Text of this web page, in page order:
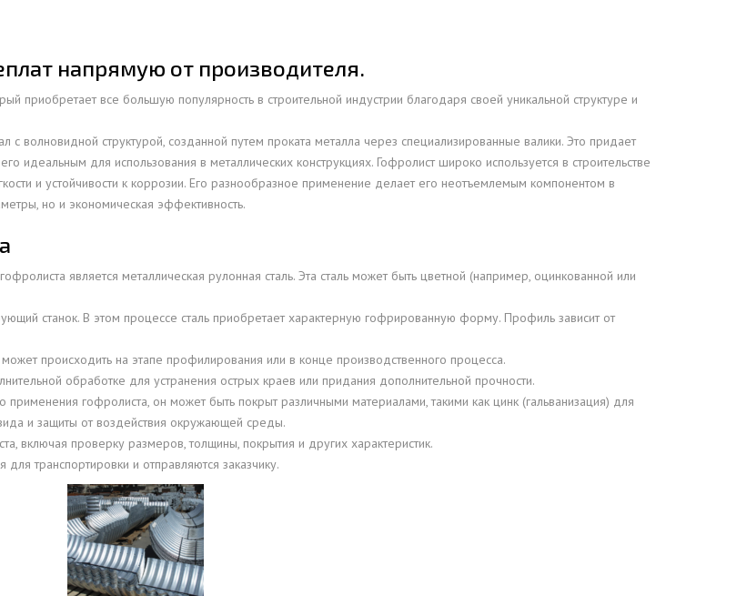
М ЧЕТЫРЕХСТВОЛЬНАЯ
М ЧЕТЫРЕХСТВОЛЬНАЯ
М ЧЕТЫРЕХСТВОЛЬНАЯ
М ТРЕХСТВОЛЬНАЯ
М ТРЕХСТВОЛЬНАЯ
М ДВУХСТВОЛЬНАЯ
М ДВУХСТВОЛЬНАЯ
М ДВУХСТВОЛЬНАЯ
С44ПГ
Н60ПГ
Н112ПГ ДЛЯ БЕСКАРКАСНЫХ АНГАРОВ
ПРОФНАСТИЛ HЕРЖАВЕЮЩИЙ НС44
ПРОФНАСТИЛ HЕРЖАВЕЮЩИЙ С44
ПРОФНАСТИЛ HЕРЖАВЕЮЩИЙ НС57
ПРОФНАСТИЛ HЕРЖАВЕЮЩИЙ Н60
ПРОФНАСТИЛ HЕРЖАВЕЮЩИЙ Н75
СВАРОЧНО-СБОРОЧНЫЕ РАБОТЫ
ФРЕЗЕРОВАНИЕ МЕТАЛЛА
ШЛИФОВКА МЕТАЛЛА
напрямую от производителя.
приобретает все большую популярность в строительной индустрии благодаря своей уникальной структуре и
с волновидной структурой, созданной путем проката металла через специализированные валики. Это придает
идеальным для использования в металлических конструкциях. Гофролист широко используется в строительстве
и устойчивости к коррозии. Его разнообразное применение делает его неотъемлемым компонентом в
но и экономическая эффективность.
является металлическая рулонная сталь. Эта сталь может быть цветной (например, оцинкованной или
станок. В этом процессе сталь приобретает характерную гофрированную форму. Профиль зависит от
происходить на этапе профилирования или в конце производственного процесса.
обработке для устранения острых краев или придания дополнительной прочности.
применения гофролиста, он может быть покрыт различными материалами, такими как цинк (гальванизация) для
и защиты от воздействия окружающей среды.
включая проверку размеров, толщины, покрытия и других характеристик.
транспортировки и отправляются заказчику.